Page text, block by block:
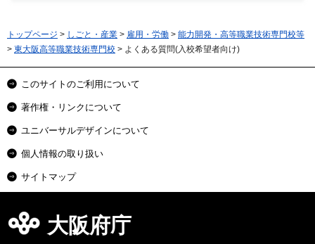
トップページ > しごと・産業 > 雇用・労働 > 能力開発・高等職業技術専門校等
> 東大阪高等職業技術専門校 > よくある質問(入校希望者向け)
このサイトのご利用について
著作権・リンクについて
ユニバーサルデザインについて
個人情報の取り扱い
サイトマップ
大阪府庁